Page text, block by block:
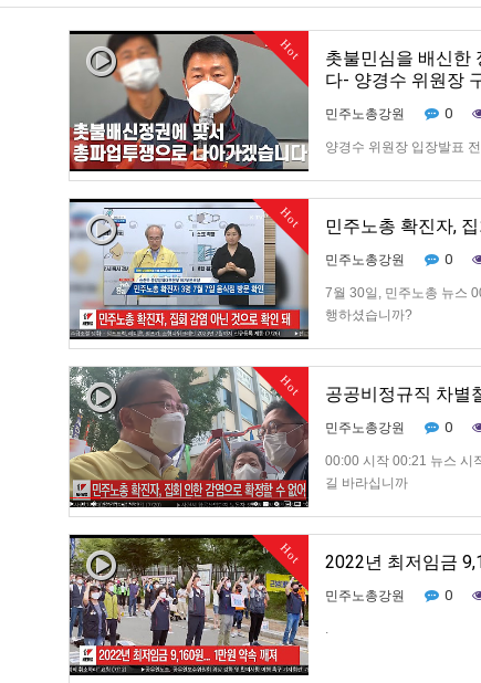
Hot
촛불민심을 배신한
다- 양경수 위원장
민주노총강원 0
양경수 위원장 입장발표
Hot 민주노총 확진자,
민주노총강원 0
7월 30일, 민주노총 뉴스
행하셨습니까?
Hot 공공비정규직 차별
민주노총강원 0
00:00 시작 00:21 뉴스 시
길 바라십니까
Hot 2022년 최저임금
민주노총강원 0
.